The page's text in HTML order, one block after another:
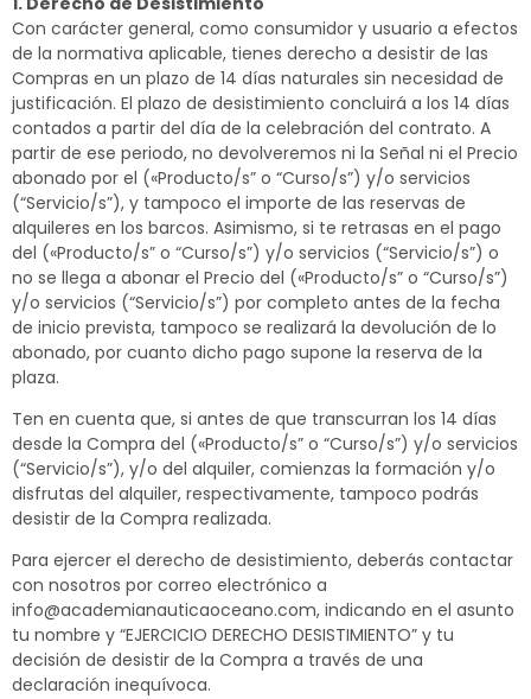
Con carácter general, como consumidor y usuario a efectos
de la normativa aplicable, tienes derecho a desistir de las
Compras en un plazo de 14 días naturales sin necesidad de
justificación. El plazo de desistimiento concluirá a los 14 días
contados a partir del día de la celebración del contrato. A
partir de ese periodo, no devolveremos ni la Señal ni el Precio
abonado por el («Producto/s” o “Curso/s”) y/o servicios
(“Servicio/s”), y tampoco el importe de las reservas de
alquileres en los barcos. Asimismo, si te retrasas en el pago
del («Producto/s” o “Curso/s”) y/o servicios (“Servicio/s”) o
no se llega a abonar el Precio del («Producto/s” o “Curso/s”)
y/o servicios (“Servicio/s”) por completo antes de la fecha
de inicio prevista, tampoco se realizará la devolución de lo
abonado, por cuanto dicho pago supone la reserva de la
plaza.
Ten en cuenta que, si antes de que transcurran los 14 días
desde la Compra del («Producto/s” o “Curso/s”) y/o servicios
(“Servicio/s”), y/o del alquiler, comienzas la formación y/o
disfrutas del alquiler, respectivamente, tampoco podrás
desistir de la Compra realizada.
Para ejercer el derecho de desistimiento, deberás contactar
con nosotros por correo electrónico a
info@academianauticaoceano.com, indicando en el asunto
tu nombre y “EJERCICIO DERECHO DESISTIMIENTO” y tu
decisión de desistir de la Compra a través de una
declaración inequívoca.